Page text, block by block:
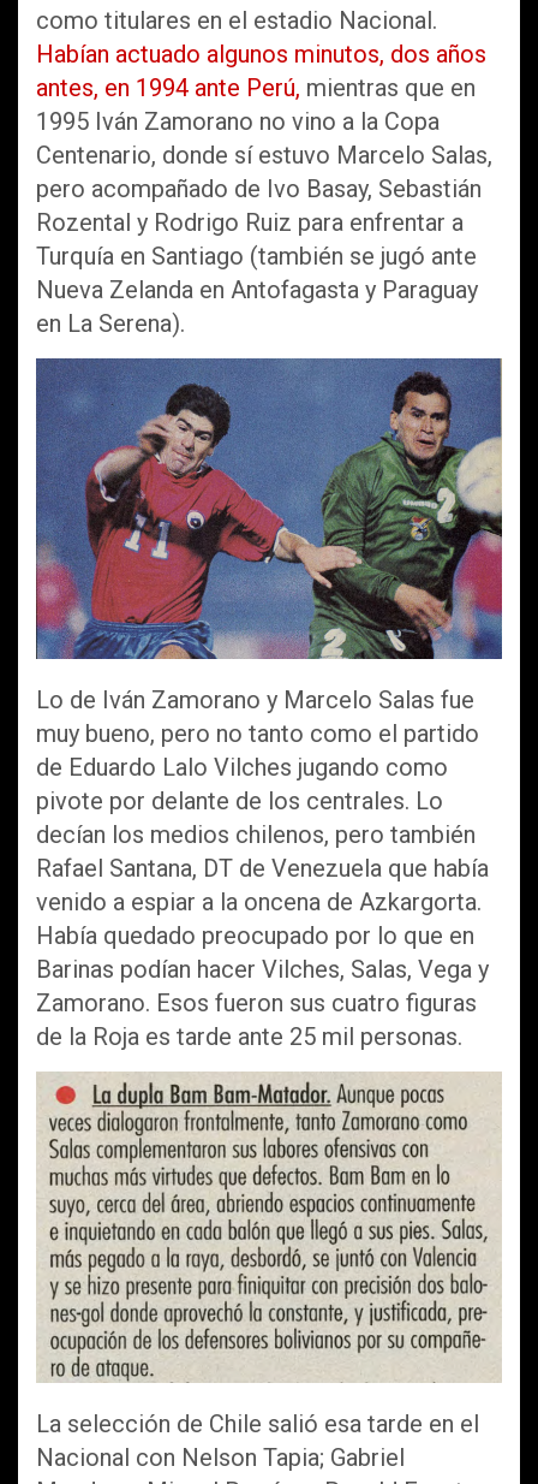
como titulares en el estadio Nacional.
Habían actuado algunos minutos, dos años
antes, en 1994 ante Perú, mientras que en
1995 Iván Zamorano no vino a la Copa
Centenario, donde sí estuvo Marcelo Salas,
pero acompañado de Ivo Basay, Sebastián
Rozental y Rodrigo Ruiz para enfrentar a
Turquía en Santiago (también se jugó ante
Nueva Zelanda en Antofagasta y Paraguay
en La Serena).
Lo de Iván Zamorano y Marcelo Salas fue
muy bueno, pero no tanto como el partido
de Eduardo Lalo Vilches jugando como
pivote por delante de los centrales. Lo
decían los medios chilenos, pero también
Rafael Santana, DT de Venezuela que había
venido a espiar a la oncena de Azkargorta.
Había quedado preocupado por lo que en
Barinas podían hacer Vilches, Salas, Vega y
Zamorano. Esos fueron sus cuatro figuras
de la Roja es tarde ante 25 mil personas.
La selección de Chile salió esa tarde en el
Nacional con Nelson Tapia; Gabriel